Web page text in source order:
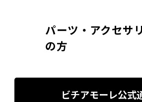
パーツ・アクセサ
の方
ビチアモーレ公式